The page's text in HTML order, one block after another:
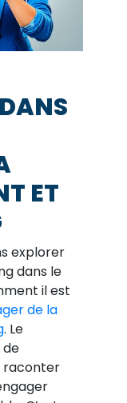
ET
explorer
dans le
il est
de la
. Le
raconter